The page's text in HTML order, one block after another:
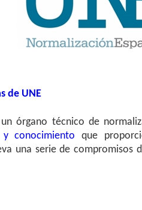
de UNE
órgano técnico de
y conocimiento que
una serie de compromisos